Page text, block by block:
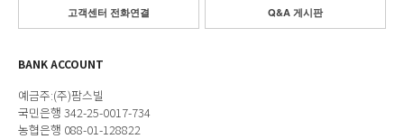
고객센터 전화연결 Q&A 게시판
BANK ACCOUNT
예금주:(주)팜스빌
국민은행 342-25-0017-734
농협은행 088-01-128822